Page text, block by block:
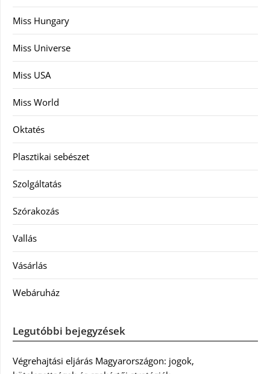
Miss Hungary
Miss Universe
Miss USA
Miss World
Oktatés
Plasztikai sebészet
Szolgáltatás
Szórakozás
Vallás
Vásárlás
Webáruház
Legutóbbi bejegyzések
Végrehajtási eljárás Magyarországon: jogok,